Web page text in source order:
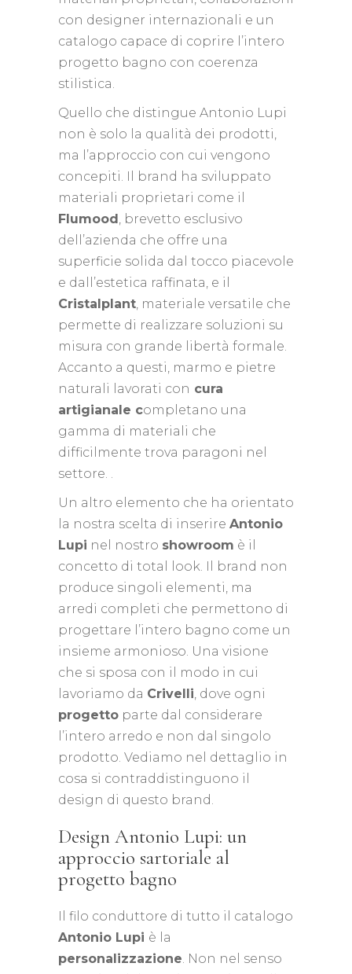
con designer internazionali e un
catalogo capace di coprire l’intero
progetto bagno con coerenza
stilistica.
Quello che distingue Antonio Lupi
non è solo la qualità dei prodotti,
ma l’approccio con cui vengono
concepiti. Il brand ha sviluppato
materiali proprietari come il
Flumood, brevetto esclusivo
dell’azienda che offre una
superficie solida dal tocco piacevole
e dall’estetica raffinata, e il
Cristalplant, materiale versatile che
permette di realizzare soluzioni su
misura con grande libertà formale.
Accanto a questi, marmo e pietre
naturali lavorati con cura
artigianale completano una
gamma di materiali che
difficilmente trova paragoni nel
settore. .
Un altro elemento che ha orientato
la nostra scelta di inserire Antonio
Lupi nel nostro showroom è il
concetto di total look. Il brand non
produce singoli elementi, ma
arredi completi che permettono di
progettare l’intero bagno come un
insieme armonioso. Una visione
che si sposa con il modo in cui
lavoriamo da Crivelli, dove ogni
progetto parte dal considerare
l’intero arredo e non dal singolo
prodotto. Vediamo nel dettaglio in
cosa si contraddistinguono il
design di questo brand.
Design Antonio Lupi: un
approccio sartoriale al
progetto bagno
Il filo conduttore di tutto il catalogo
Antonio Lupi è la
personalizzazione. Non nel senso